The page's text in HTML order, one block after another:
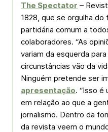
The Spectator –
1828, que se orgulha do
partidária comum a
colaboradores. “As
variam da esquerda
circunstâncias vão da
Ninguém pretende ser
apresentação. “Isso é
em relação ao que a
jornalismo. Dentro da
da revista veem o